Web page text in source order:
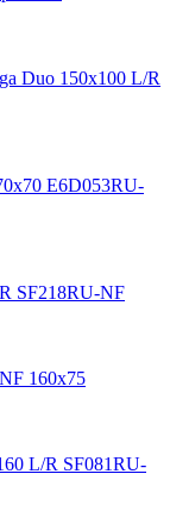
Duo 150x100 L/R
E6D053RU-
SF218RU-NF
160x75
L/R SF081RU-